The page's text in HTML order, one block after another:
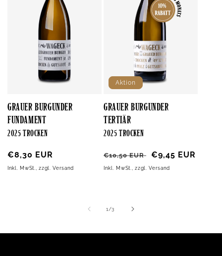
GRAUER BURGUNDER
FUNDAMENT
2025 TROCKEN
Normaler
Preis
€8,30 EUR
Inkl. MwSt., zzgl. Versand
Aktion
GRAUER BURGUNDER
TERTIÄR
2025 TROCKEN
Normaler
Preis
€10,50 EUR Verkaufspreis
€9,45 EUR
Inkl. MwSt., zzgl. Versand
1 /
von
3